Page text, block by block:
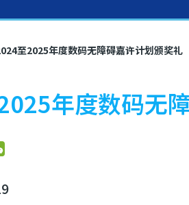
至2025年度数码无障碍嘉许计划颁奖礼
年度数码无